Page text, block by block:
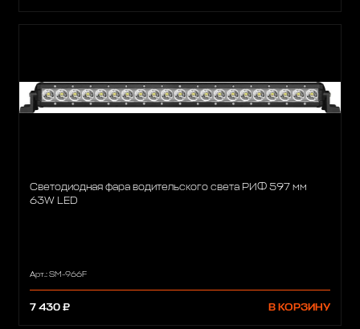
Светодиодная фара водительского света РИФ 597 мм
63W LED
Арт.: SM-966F
7 430 ₽ В КОРЗИНУ